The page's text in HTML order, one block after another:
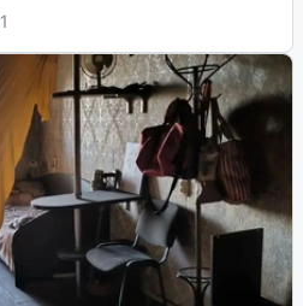
1